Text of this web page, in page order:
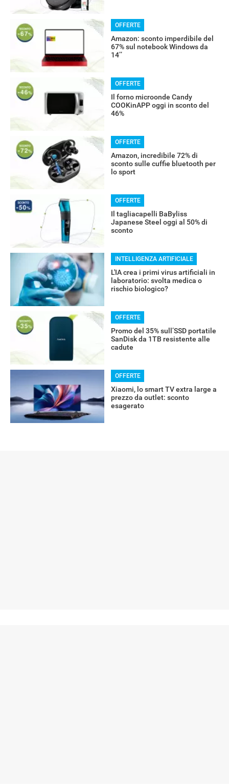
RECENSIONI
OFFERTE
Amazon: sconto imperdibile del
67% sul notebook Windows da
14’’
OFFERTE
Il forno microonde Candy
COOKinAPP oggi in sconto del
46%
OFFERTE
Amazon, incredibile 72% di
sconto sulle cuffie bluetooth per
lo sport
OFFERTE
Il tagliacapelli BaByliss
Japanese Steel oggi al 50% di
sconto
INTELLIGENZA ARTIFICIALE
L'IA crea i primi virus artificiali in
laboratorio: svolta medica o
rischio biologico?
OFFERTE
Promo del 35% sull’SSD portatile
SanDisk da 1TB resistente alle
cadute
OFFERTE
Xiaomi, lo smart TV extra large a
prezzo da outlet: sconto
esagerato